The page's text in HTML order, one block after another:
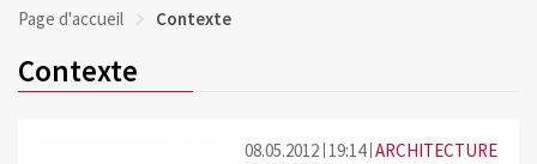
Page d'accueil Contexte
Contexte
08.05.2012 19:14 ARCHITECTURE